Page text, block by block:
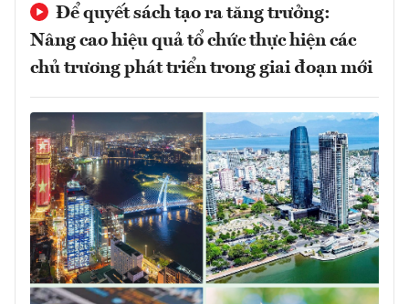
Để quyết sách tạo ra tăng trưởng:
Nâng cao hiệu quả tổ chức thực hiện các
chủ trương phát triển trong giai đoạn mới